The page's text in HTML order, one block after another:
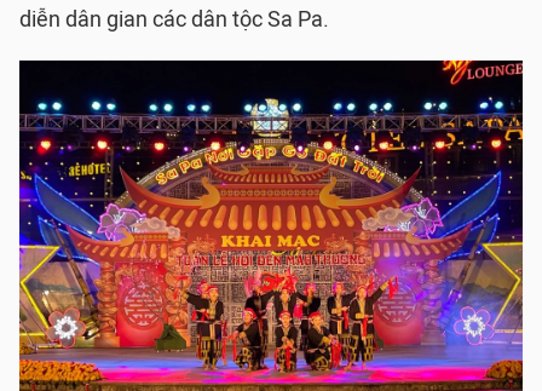
diễn dân gian các dân tộc Sa Pa.